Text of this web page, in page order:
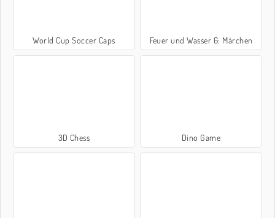
World Cup Soccer Caps Feuer und Wasser 6: Märchen
3D Chess Dino Game